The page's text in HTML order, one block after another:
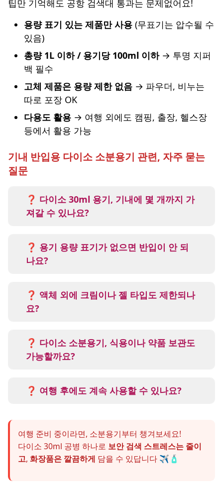
팁만 기억해도 공항 검색대 통과는 문제없어요!
용량 표기 있는 제품만 사용 (무표기는 압수될 수
있음)
총량 1L 이하 / 용기당 100ml 이하→ 투명 지퍼
백 필수
고체 제품은 용량 제한 없음 → 파우더, 비누는
따로 포장 OK
다용도 활용 → 여행 외에도 캠핑, 출장, 헬스장
등에서 활용 가능
기내 반입용 다이소 소분용기 관련, 자주 묻는
질문
❓ 다이소 30ml 용기, 기내에 몇 개까지 가
져갈 수 있나요?
개 까지 가능합니다.
하지만 공간상 보통 8~10개가 가장 적당합니
❓ 용기 용량 표기가 없으면 반입이 안 되
나요?
표기 용량’이에요.
표기가 없는 제품은 검색대에서 반입이 거부
❓ 액체 외에 크림이나 젤 타입도 제한되나
요?
이하 제한대상입니다.
반면 립스틱, 파우더, 비누 같은 고체류는 용
❓ 다이소 소분용기, 식용이나 약품 보관도
가능할까요?
작된 제품입니다.
❓ 여행 후에도 계속 사용할 수 있나요?
다양한 장소에서 활용도가 높아요.
여행 준비 중이라면, 소분용기부터 챙겨보세요!
다이소 30ml 공병 하나로 보안 검색 스트레스는 줄이
고, 화장품은 깔끔하게 담을 수 있답니다 ✈️🧴